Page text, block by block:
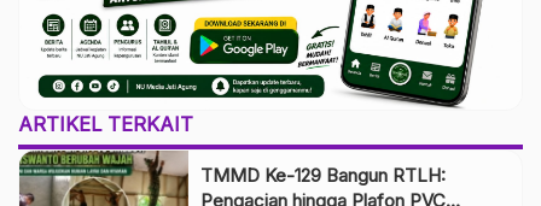
ARTIKEL TERKAIT
TMMD Ke-129 Bangun RTLH:
Pengacian hingga Plafon PVC